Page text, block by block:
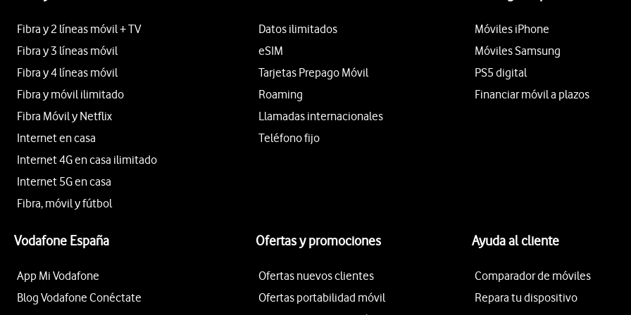
Fibra y 2 líneas móvil + TV
Fibra y 3 líneas móvil
Fibra y 4 líneas móvil
Fibra y móvil ilimitado
Fibra Móvil y Netflix
Internet en casa
Internet 4G en casa ilimitado
Internet 5G en casa
Fibra, móvil y fútbol
Datos ilimitados
eSIM
Tarjetas Prepago Móvil
Roaming
Llamadas internacionales
Teléfono fijo
Móviles iPhone
Móviles Samsung
PS5 digital
Financiar móvil a plazos
Vodafone España
App Mi Vodafone
Blog Vodafone Conéctate
Ofertas y promociones
Ofertas nuevos clientes
Ofertas portabilidad móvil
Ayuda al cliente
Comparador de móviles
Repara tu dispositivo